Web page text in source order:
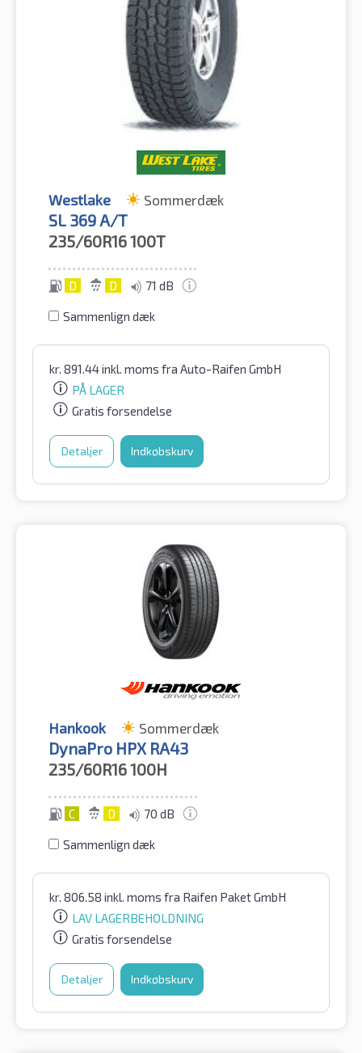
Westlake Sommerdæk
SL 369 A/T
235/60R16100T
D D 71 dB
Sammenlign dæk
kr. 891.44inkl. moms fra Auto-Raifen GmbH
PÅ LAGER
Gratis forsendelse
Detaljer Indkøbskurv
Hankook Sommerdæk
DynaPro HPX RA43
235/60R16100H
C D 70 dB
Sammenlign dæk
kr. 806.58 inkl. moms fra Raifen Paket GmbH
LAV LAGERBEHOLDNING
Gratis forsendelse
Detaljer Indkøbskurv